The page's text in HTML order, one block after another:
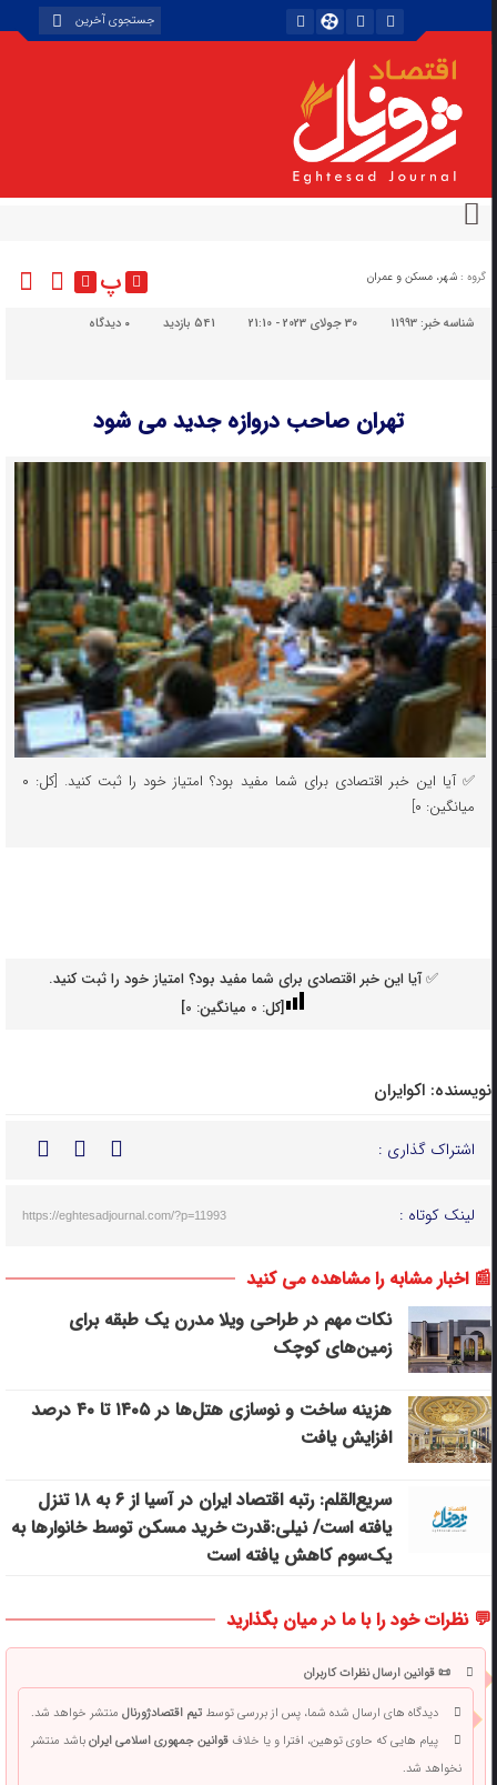
گروه : شهر، مسکن و عمران پ
شناسه خبر:11993 30 جولای 2023 - 21:10 541 بازدید دیدگاه
تهران صاحب دروازه جدید می شود
میانگین: ۰]
✅ آیا این خبر اقتصادی برای شما مفید بود؟ امتیاز خود را ثبت کنید.
[کل: 0میانگین: 0
]
نویسنده: اکوایران
اشتراک گذاری :
لینک کوتاه : https://eghtesadjournal.com/?p=11993
📰 اخبار مشابه را مشاهده می کنید
نکات مهم در طراحی ویلا مدرن یک طبقه برای
زمین‌های کوچک
هزینه ساخت و نوسازی هتل‌ها در ۱۴۰۵ تا ۴۰ درصد
افزایش یافت
سریع‌القلم: رتبه اقتصاد ایران در آسیا از ۶ به ۱۸ تنزل
یافته است/ نیلی:قدرت خرید مسکن توسط خانوارها به
یک‌سوم کاهش یافته است
💬 نظرات خود را با ما در میان بگذارید
📜 قوانین ارسال نظرات کاربران
دیدگاه های ارسال شده شما، پس از بررسی توسطتیم اقتصادژورنالمنتشر خواهد شد.
پیام هایی که حاوی توهین، افترا و یا خلافقوانین جمهوری اسلامی ایرانباشد منتشر
نخواهد شد.